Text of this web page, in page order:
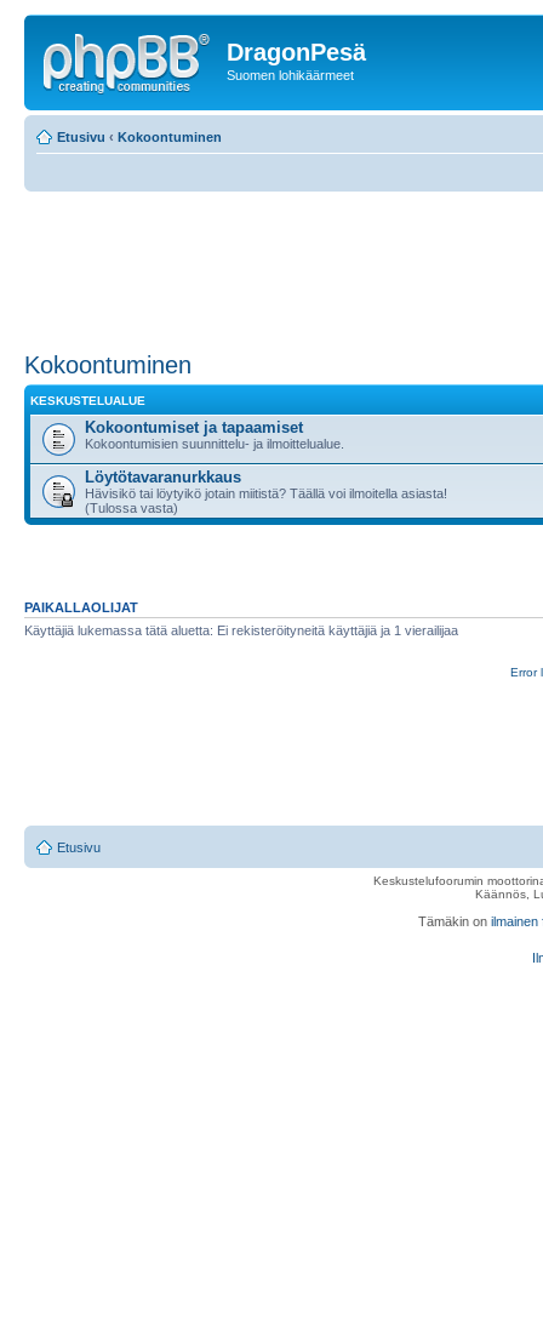
DragonPesä
Suomen lohikäärmeet
Etusivu ‹ Kokoontuminen
Kokoontuminen
KESKUSTELUALUE
Kokoontumiset ja tapaamiset
Kokoontumisien suunnittelu- ja ilmoittelualue.
Löytötavaranurkkaus
Hävisikö tai löytyikö jotain miitistä? Täällä voi ilmoitella asiasta!
(Tulossa vasta)
PAIKALLAOLIJAT
Käyttäjiä lukemassa tätä aluetta: Ei rekisteröityneitä käyttäjiä ja 1 vierailijaa
Error
Etusivu
Keskustelufoorumin
Käännös,
Tämäkin on ilmainen